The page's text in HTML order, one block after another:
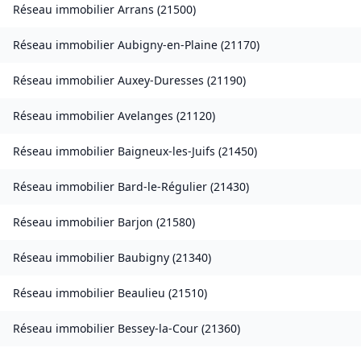
Réseau immobilier Arrans (21500)
Réseau immobilier Aubigny-en-Plaine (21170)
Réseau immobilier Auxey-Duresses (21190)
Réseau immobilier Avelanges (21120)
Réseau immobilier Baigneux-les-Juifs (21450)
Réseau immobilier Bard-le-Régulier (21430)
Réseau immobilier Barjon (21580)
Réseau immobilier Baubigny (21340)
Réseau immobilier Beaulieu (21510)
Réseau immobilier Bessey-la-Cour (21360)